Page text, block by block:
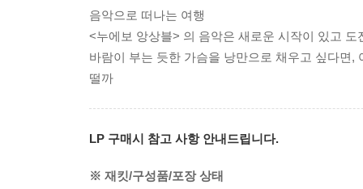
음악으로 떠나는 여행
<누에보 앙상블> 의 음악은 새로운 시작이 있고
바람이 부는 듯한 가슴을 낭만으로 채우고 싶다면
떨까
LP 구매시 참고 사항 안내드립니다.
※ 재킷/구성품/포장 상태